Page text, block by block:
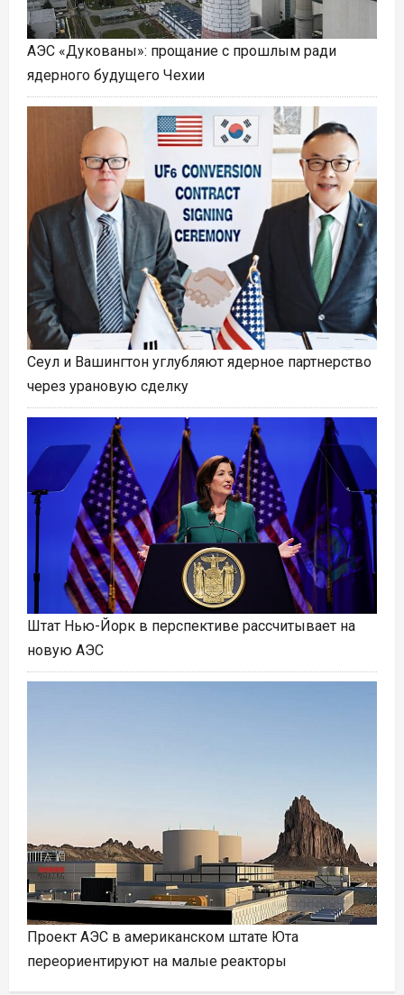
АЭС «Дукованы»: прощание с прошлым ради
ядерного будущего Чехии
Сеул и Вашингтон углубляют ядерное партнерство
через урановую сделку
Штат Нью-Йорк в перспективе рассчитывает на
новую АЭС
Проект АЭС в американском штате Юта
переориентируют на малые реакторы